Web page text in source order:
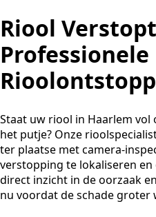
Riool
Professionele
Staat uw riool in Haarlem
het putje? Onze
ter plaatse met camera-
verstopping te lokaliseren en
direct inzicht in de oorzaak
nu voordat de schade groter